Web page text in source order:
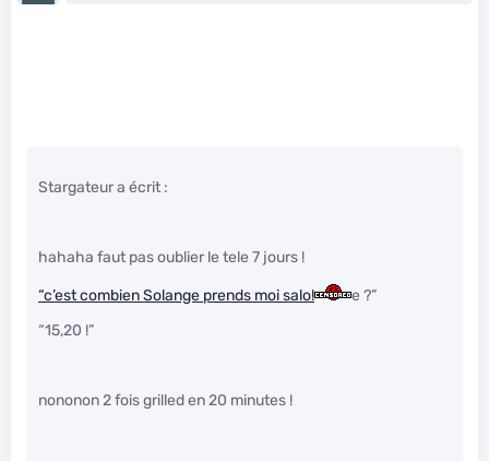
Stargateur a écrit :
hahaha faut pas oublier le tele 7 jours !
“c’est combien Solange prends moi salo!
e ?”
“15,20 !”
nononon 2 fois grilled en 20 minutes !